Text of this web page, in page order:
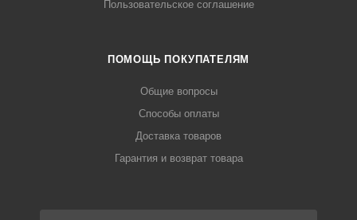
Пользовательское соглашение
ПОМОЩЬ ПОКУПАТЕЛЯМ
Общие вопросы
Способы оплаты
Доставка товаров
Гарантия и возврат товара